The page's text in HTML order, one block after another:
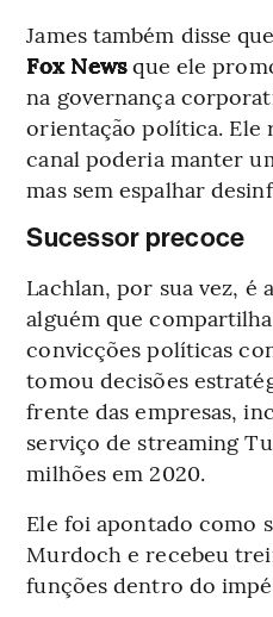
James também disse
Fox Newsque ele
na governança
orientação política. Ele
canal poderia manter
mas sem espalhar
Sucessor precoce
Lachlan, por sua vez, é
alguém que
convicções políticas
tomou decisões
frente das empresas,
serviço de streaming
milhões em 2020.
Ele foi apontado como
Murdoch e recebeu
funções dentro do